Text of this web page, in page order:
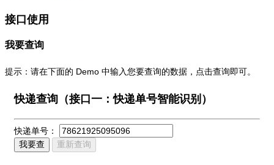
接口使用
我要查询
提示：请在下面的 Demo 中输入您要查询的数据，点击查询即可。
快递查询（接口一：快递单号智能识别）
快递单号：
我要查
重新查询